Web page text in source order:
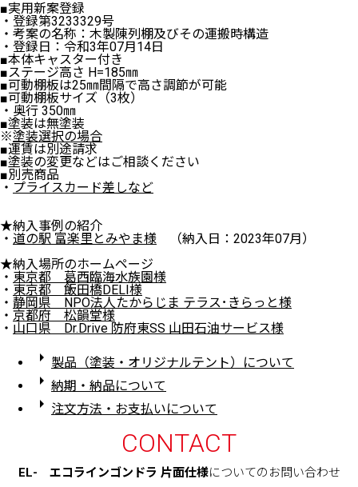
■実用新案登録
・登録第3233329号
・考案の名称：木製陳列棚及びその運搬時構造
・登録日：令和3年07月14日
■本体キャスター付き
■ステージ高さ H=185㎜
■可動棚板は25㎜間隔で高さ調節が可能
■可動棚板サイズ（3枚）
・奥行 350㎜
■塗装は無塗装
※塗装選択の場合
■運賃は別途請求
■塗装の変更などはご相談ください
■別売商品
・ プライスカード差しなど
★納入事例の紹介
・ 道の駅 富楽里とみやま様 （納入日：2023年07月）
★納入場所のホームページ
・ 東京都 葛西臨海水族園様
・ 東京都 飯田橋DELI様
・ 静岡県 NPO法人たからじま テラス･きらっと様
・ 京都府 松韻堂様
・ 山口県 Dr.Drive 防府東SS 山田石油サービス様
arrow_right 製品（塗装・オリジナルテント）について
arrow_right 納期・納品について
arrow_right 注文方法・お支払いについて
CONTACT
EL- エコラインゴンドラ 片面仕様についてのお問い合わせ